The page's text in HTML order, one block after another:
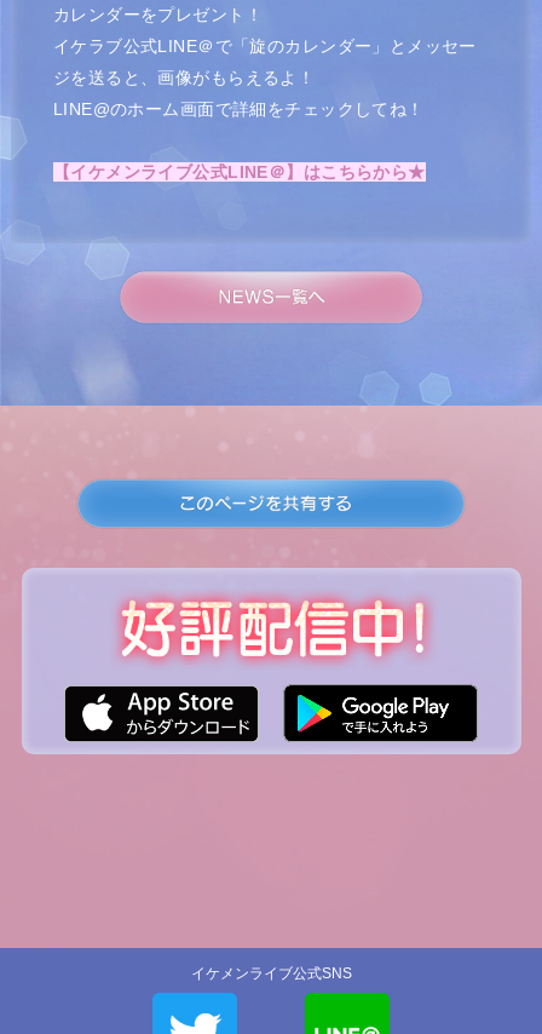
カレンダーをプレゼント！
イケラブ公式LINE＠で「旋のカレンダー」とメッセー
ジを送ると、画像がもらえるよ！
LINE@のホーム画面で詳細をチェックしてね！
【イケメンライブ公式LINE＠】はこちらから★
イケメンライブ公式SNS